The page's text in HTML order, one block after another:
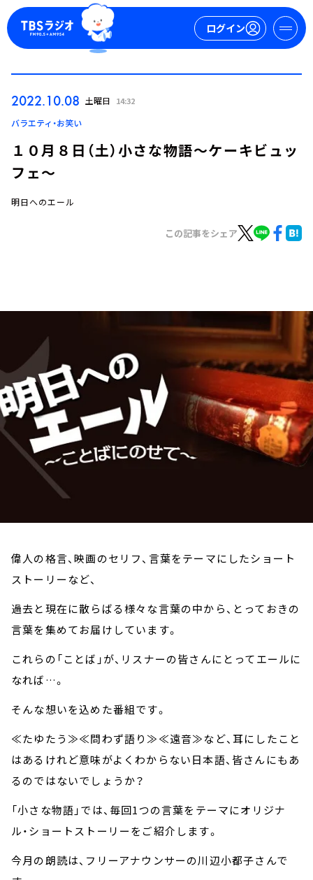
ログイン
ログイン
イベント・グッズ
会社情報
2022.10.08 土曜日 14:32
バラエティ・お笑い
１０月８日（土）小さな物語～ケーキビュッ
フェ～
明日へのエール
この記事をシェア
偉人の格言、映画のセリフ、言葉をテーマにしたショート
ストーリーなど、
過去と現在に散らばる様々な言葉の中から、とっておきの
言葉を集めてお届けしています。
これらの「ことば」が、リスナーの皆さんにとってエールに
なれば…。
そんな想いを込めた番組です。
≪たゆたう≫≪問わず語り≫≪遠音≫など、耳にしたこと
はあるけれど意味がよくわからない日本語、皆さんにもあ
るのではないでしょうか？
「小さな物語」では、毎回1つの言葉をテーマにオリジナ
ル・ショートストーリーをご紹介します。
今月の朗読は、フリーアナウンサーの川辺小都子さんで